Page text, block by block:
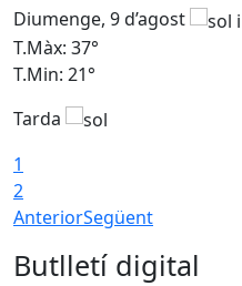
Diumenge, 9 d’agost
T.Màx: 37°
T.Min: 21°
Tarda
1
2
AnteriorSegüent
Butlletí digital